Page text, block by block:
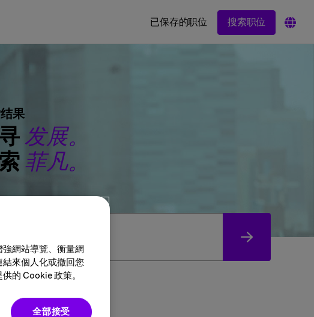
已保存的职位 搜索职位
果
发展。
菲凡。
網站導覽、衡量網
來個人化或撤回您
的 Cookie 政策。
全部接受